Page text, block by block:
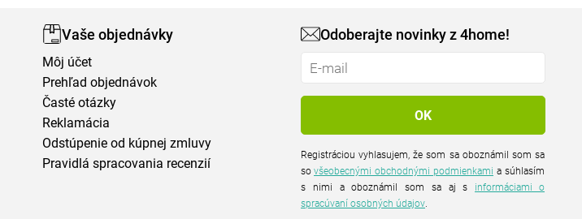
Vaše objednávky
Môj účet
Prehľad objednávok
Časté otázky
Reklamácia
Odstúpenie od kúpnej zmluvy
Pravidlá spracovania recenzií
Odoberajte novinky z 4home!
Registráciou vyhlasujem, že som sa oboznámil som sa
sovšeobecnými obchodnými podmienkami a súhlasím
s nimi a oboznámil som sa aj s informáciami o
spracúvaní osobných údajov.